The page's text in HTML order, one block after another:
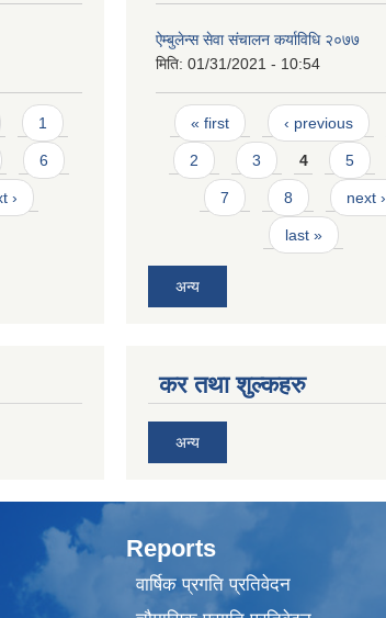
1
6
›
ऐम्बुलेन्स सेवा संचालन कर्याविधि २०७७
मिति: 01/31/2021 - 10:54
Pages
« first ‹ previous
2 3 4 5
7 8 next ›
last »
अन्य
कर तथा शुल्कहरु
अन्य
Reports
वार्षिक प्रगति प्रतिवेदन